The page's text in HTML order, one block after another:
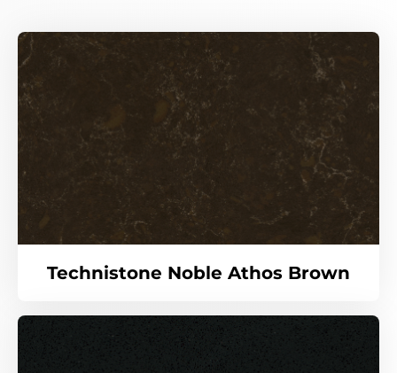
Technistone Noble Athos Brown